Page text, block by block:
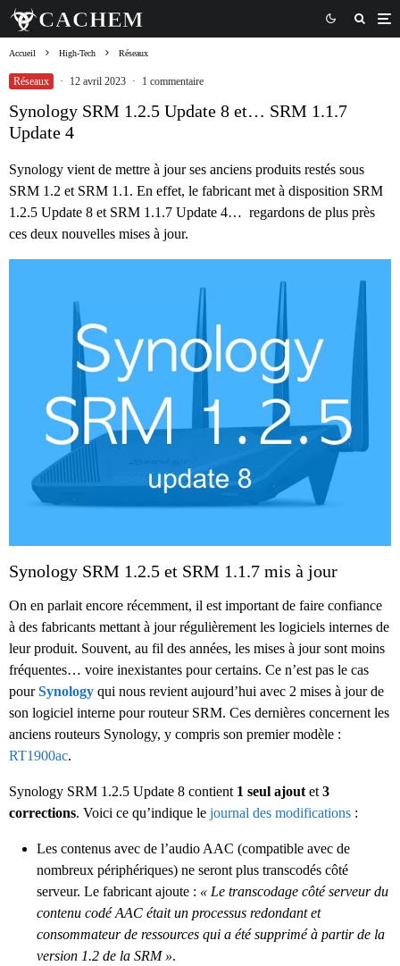
Accueil High-Tech Réseaux
Réseaux · 12 avril 2023 · 1 commentaire
Synology SRM 1.2.5 Update 8 et… SRM 1.1.7
Update 4
Synology vient de mettre à jour ses anciens produits restés sous
SRM 1.2 et SRM 1.1. En effet, le fabricant met à disposition SRM
1.2.5 Update 8 et SRM 1.1.7 Update 4… regardons de plus près
ces deux nouvelles mises à jour.
Synology SRM 1.2.5 et SRM 1.1.7 mis à jour
On en parlait encore récemment, il est important de faire confiance
à des fabricants mettant à jour régulièrement les logiciels internes de
leur produit. Souvent, au fil des années, les mises à jour sont moins
fréquentes… voire inexistantes pour certains. Ce n’est pas le cas
pourSynology qui nous revient aujourd’hui avec 2 mises à jour de
son logiciel interne pour routeur SRM. Ces dernières concernent les
anciens routeurs Synology, y compris son premier modèle :
RT1900ac.
Synology SRM 1.2.5 Update 8 contient 1 seul ajout et 3
corrections. Voici ce qu’indique le journal des modifications :
Les contenus avec de l’audio AAC (compatible avec de
nombreux périphériques) ne seront plus transcodés côté
serveur. Le fabricant ajoute : « Le transcodage côté serveur du
contenu codé AAC était un processus redondant et
consommateur de ressources qui a été supprimé à partir de la
version 1.2 de la SRM ».